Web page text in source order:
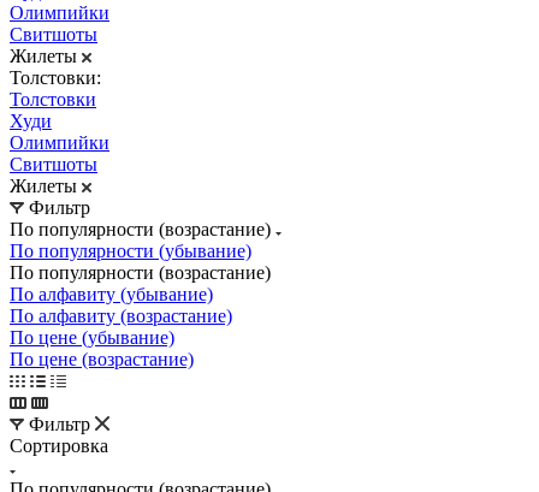
Олимпийки
Свитшоты
Жилеты
Толстовки:
Толстовки
Худи
Олимпийки
Свитшоты
Жилеты
Фильтр
По популярности (возрастание)
По популярности (убывание)
По популярности (возрастание)
По алфавиту (убывание)
По алфавиту (возрастание)
По цене (убывание)
По цене (возрастание)
Фильтр
Сортировка